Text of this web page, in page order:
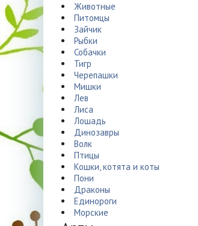
Животные
Питомцы
Зайчик
Рыбки
Собачки
Тигр
Черепашки
Мишки
Лев
Лиса
Лошадь
Динозавры
Волк
Птицы
Кошки, котята и коты
Пони
Драконы
Единороги
Морские